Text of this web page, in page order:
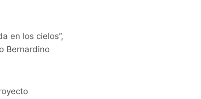
en los cielos”,
Bernardino